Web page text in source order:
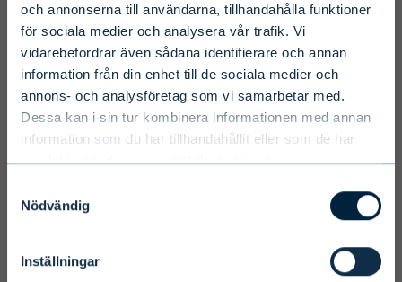
och annonserna till användarna, tillhandahålla funktioner
för sociala medier och analysera vår trafik. Vi
vidarebefordrar även sådana identifierare och annan
information från din enhet till de sociala medier och
annons- och analysföretag som vi samarbetar med.
Dessa kan i sin tur kombinera informationen med annan
information som du har tillhandahållit eller som de har
samlat in när du har använt deras tjänster.
Nödvändig
Inställningar
relevant information please select your
language, country and investor type.
Select country
Select language
Terms and conditions